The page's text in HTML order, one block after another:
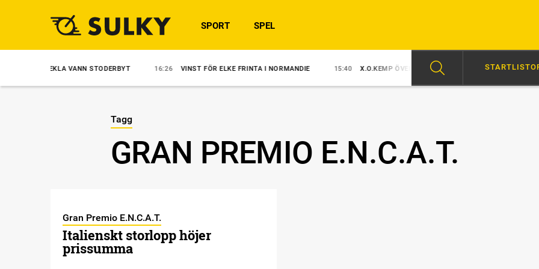
SPORT SPEL
VANN STODERBYT 16:26 VINST FÖR ELKE FRINTA I NORMANDIE 15:40 X.O.KEMP ÖVERLÄGSEN I STORSJÖPOKALEN 15:35
Tagg
GRAN PREMIO E.N.C.A.T.
Gran Premio E.N.C.A.T.
Italienskt storlopp höjer
prissumma